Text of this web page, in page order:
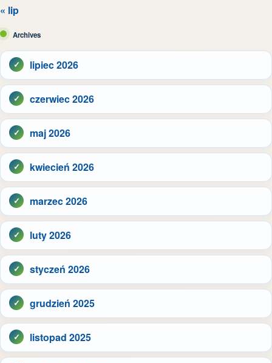
« lip
Archives
lipiec 2026
czerwiec 2026
maj 2026
kwiecień 2026
marzec 2026
luty 2026
styczeń 2026
grudzień 2025
listopad 2025